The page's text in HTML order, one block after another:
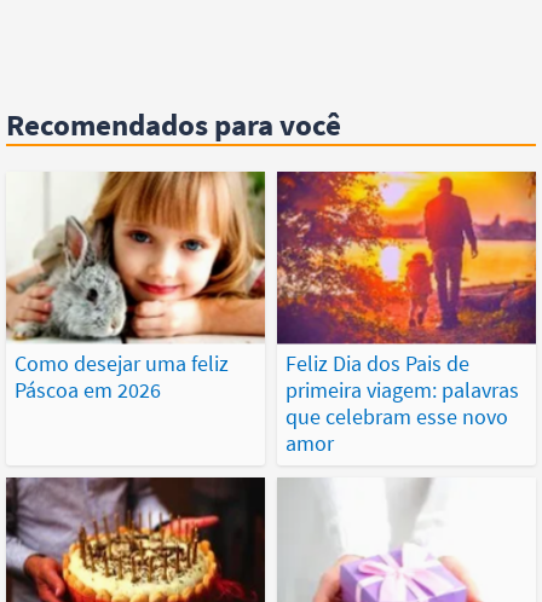
Recomendados para você
Como desejar uma feliz
Páscoa em 2026
Feliz Dia dos Pais de
primeira viagem: palavras
que celebram esse novo
amor